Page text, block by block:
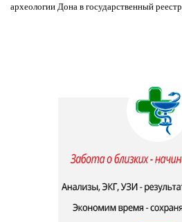
археологии Дона в государственный